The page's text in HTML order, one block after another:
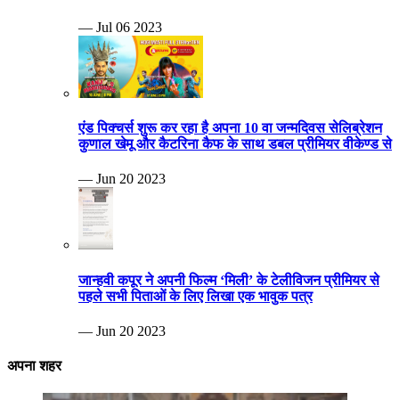
— Jul 06 2023
एंड पिक्चर्स शुरू कर रहा है अपना 10 वा जन्मदिवस सेलिब्रेशन
कुणाल खेमू और कैटरिना कैफ के साथ डबल प्रीमियर वीकेण्ड से
— Jun 20 2023
जान्हवी कपूर ने अपनी फिल्म ‘मिली’ के टेलीविजन प्रीमियर से
पहले सभी पिताओं के लिए लिखा एक भावुक पत्र
— Jun 20 2023
अपना शहर